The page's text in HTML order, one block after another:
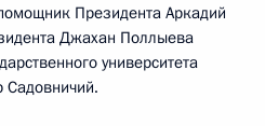
Президента Аркадий
Джахан Поллыева
университета